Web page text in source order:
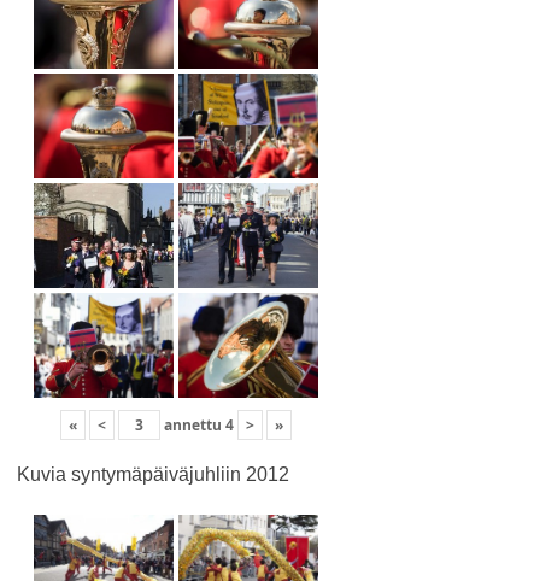
« < annettu 4 > »
Kuvia syntymäpäiväjuhliin 2012